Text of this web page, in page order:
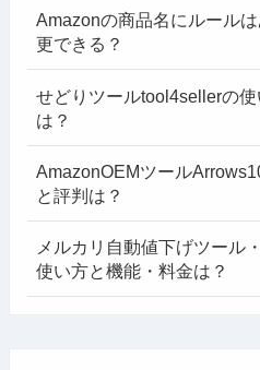
Amazonの商品名にルール
更できる？
せどりツールtool4sellerの
は？
AmazonOEMツール
と評判は？
メルカリ自動値下げツール
使い方と機能・料金は？